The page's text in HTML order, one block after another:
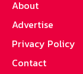
About
Advertise
Privacy Policy
Contact